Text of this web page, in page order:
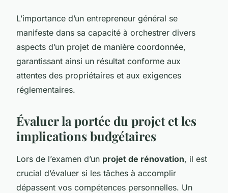
L’importance d’un entrepreneur général se
manifeste dans sa capacité à orchestrer divers
aspects d’un projet de manière coordonnée,
garantissant ainsi un résultat conforme aux
attentes des propriétaires et aux exigences
réglementaires.
Évaluer la portée du projet et les
implications budgétaires
Lors de l’examen d’un projet de rénovation, il est
crucial d’évaluer si les tâches à accomplir
dépassent vos compétences personnelles. Un